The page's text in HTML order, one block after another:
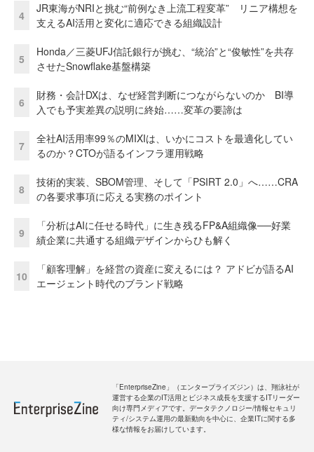
4
JR東海がNRIと挑む“前例なき上流工程変革” リニア構想を
支えるAI活用と変化に適応できる組織設計
5
Honda／三菱UFJ信託銀行が挑む、“統治”と“俊敏性”を共存
させたSnowflake基盤構築
6
財務・会計DXは、なぜ経営判断につながらないのか BI導
入でも予実差異の説明に終始……変革の要諦は
7
全社AI活用率99％のMIXIは、いかにコストを最適化してい
るのか？CTOが語るインフラ運用戦略
8
技術的実装、SBOM管理、そして「PSIRT 2.0」へ……CRA
の各要求事項に応える実務のポイント
9
「分析はAIに任せる時代」に生き残るFP&A組織像──好業
績企業に共通する組織デザインからひも解く
10
「顧客理解」を経営の資産に変えるには？ アドビが語るAI
エージェント時代のブランド戦略
「EnterpriseZine」（エンタープライズジン）は、翔泳社が
運営する企業のIT活用とビジネス成長を支援するITリーダー
向け専門メディアです。データテクノロジー/情報セキュリ
ティ/システム運用の最新動向を中心に、企業ITに関する多
様な情報をお届けしています。